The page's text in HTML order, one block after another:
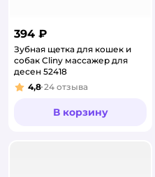
394 ₽
Зубная щетка для кошек и
собак Cliny массажер для
десен 52418
Рейтинг:
4,8 24 отзыва
В корзину